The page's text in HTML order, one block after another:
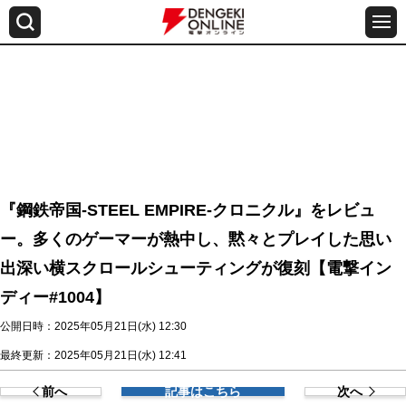
『鋼鉄帝国-STEEL EMPIRE-クロニクル』をレビュ
ー。多くのゲーマーが熱中し、黙々とプレイした思い
出深い横スクロールシューティングが復刻【電撃イン
ディー#1004】
公開日時：2025年05月21日(水) 12:30
最終更新：2025年05月21日(水) 12:41
前へ 記事はこちら 次へ